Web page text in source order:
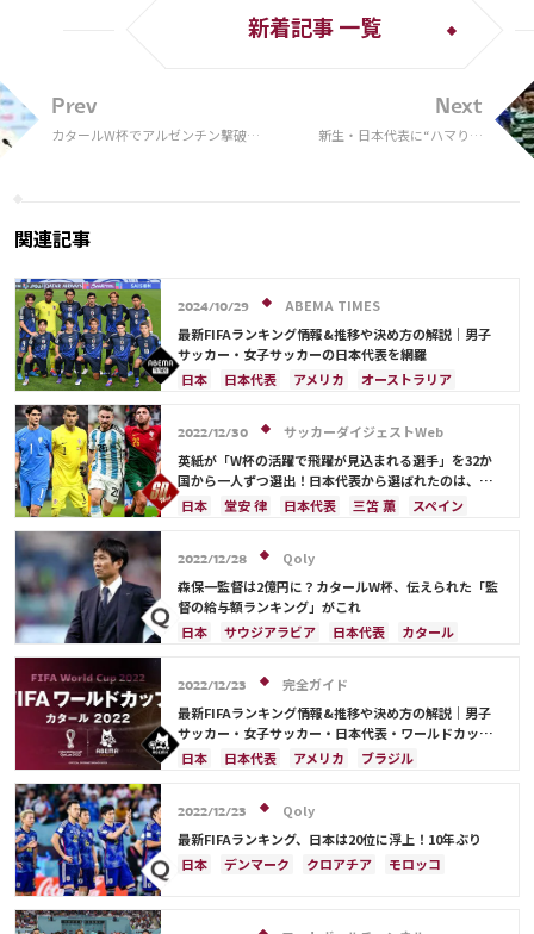
Prev
カタールW杯でアルゼンチン撃破、
新着記事 一覧
Next
新生・日本代表に“ハマりそ
関連記事
2024/10/29
ABEMA TIMES
最新FIFAランキング情報&推移や決め方の解説｜男子
サッカー・女子サッカーの日本代表を網羅
日本
日本代表 アメリカ
オーストラリア
カタール
イラン 韓国 ドイツ
スペイン
フランス
ベルギー スイス
イングランド
オランダ
ポルトガル デンマーク
セルビア
クロアチア
ポーランド
エクアドル
セネガル
カメルーン
コスタリカ
2022/12/30
サッカーダイジェストWeb
英紙が「W杯の活躍で飛躍が見込まれる選手」を32か
国から一人ずつ選出！日本代表から選ばれたのは、堂
安や三笘ではなく…
日本 堂安 律 日本代表 三笘 薫
スペイン
サウジアラビア
デンマーク
フランス
ベルギー スイス
イングランド
オランダ
ポーランド ポルトガル
アルゼンチン
エクアドル ウルグアイ
カナダ
モロッコ
韓国 アメリカ
オーストラリア
コスタリカ
ケイラー・ナバス
サルダル・アズムン
2022/12/28
Qoly
森保一監督は2億円に？カタールW杯、伝えられた「監
督の給与額ランキング」がこれ
日本
サウジアラビア 日本代表
カタール
スペイン
フランス ベルギー
スイス
イングランド オランダ
ポーランド
ポルトガル
ブラジル
アルゼンチン
エクアドル
ウルグアイ カナダ
メキシコ
アメリカ
ウェールズ
コスタリカ
2022/12/23
完全ガイド
最新FIFAランキング情報&推移や決め方の解説｜男子
サッカー・女子サッカー・日本代表・ワールドカップ
出場国を網羅
日本 日本代表 アメリカ
ブラジル
ドイツ
ベルギー クロアチア
イングランド
アルゼンチン
ガーナ
デンマーク
セルビア スペイン
オランダ
2022/12/23
Qoly
最新FIFAランキング、日本は20位に浮上！10年ぶり
日本
デンマーク クロアチア
モロッコ